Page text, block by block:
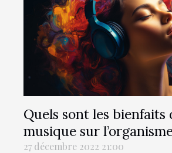
Quels sont les bienfaits
musique sur
27 décembre 2022 21:00